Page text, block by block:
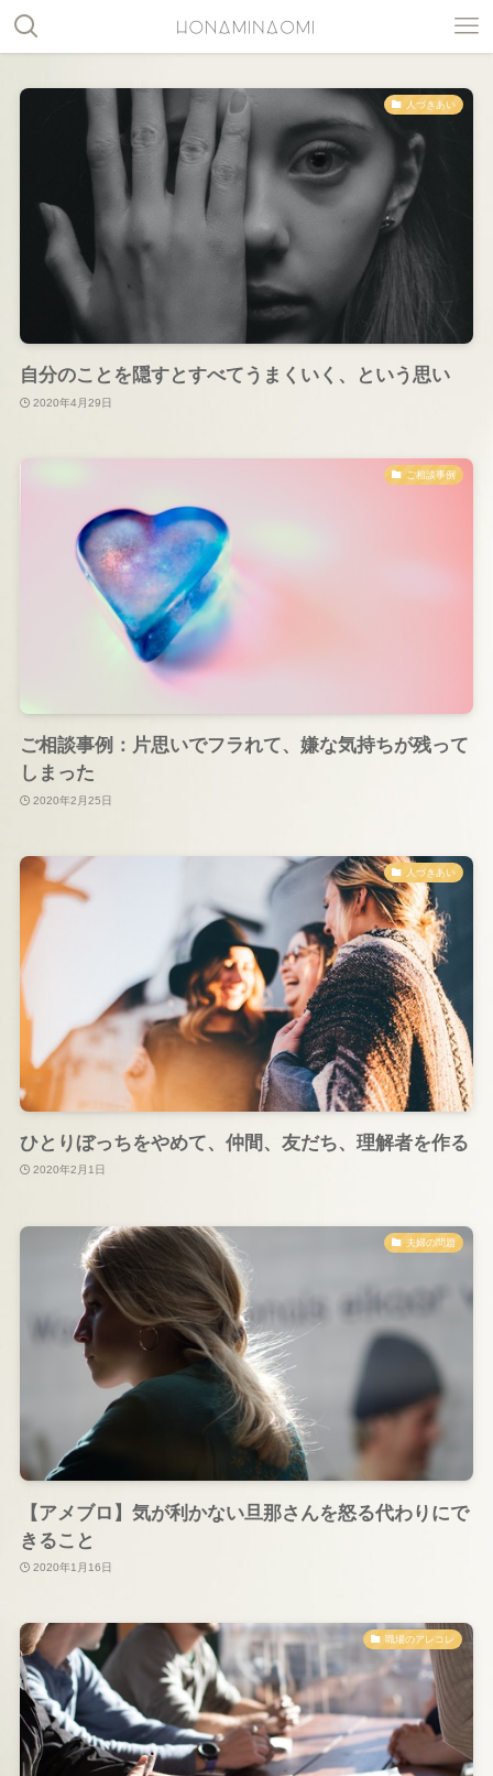
人づきあい
自分のことを隠すとすべてうまくいく、という思い
2020年4月29日
ご相談事例
ご相談事例：片思いでフラれて、嫌な気持ちが残って
しまった
2020年2月25日
人づきあい
ひとりぼっちをやめて、仲間、友だち、理解者を作る
2020年2月1日
夫婦の問題
【アメブロ】気が利かない旦那さんを怒る代わりにで
きること
2020年1月16日
職場のアレコレ